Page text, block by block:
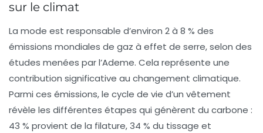
sur le climat
La mode est responsable d’environ 2 à 8 % des
émissions mondiales de gaz à effet de serre, selon des
études menées par l’Ademe. Cela représente une
contribution significative au changement climatique.
Parmi ces émissions, le cycle de vie d’un vêtement
révèle les différentes étapes qui génèrent du carbone :
43 % provient de la filature,34 % du tissage et